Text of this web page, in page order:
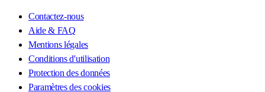
Contactez-nous
Aide & FAQ
Mentions légales
Conditions d'utilisation
Protection des données
Paramètres des cookies